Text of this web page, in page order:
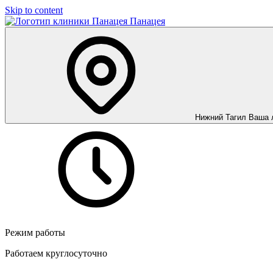
Skip to content
Панацея
Нижний Тагил Ваша
Режим работы
Работаем круглосуточно